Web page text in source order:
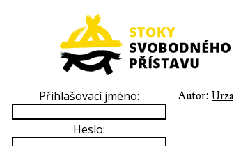
Autor: Urza
Přihlašovací jméno:
Heslo: